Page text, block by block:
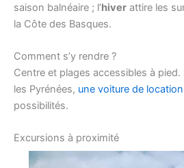
saison balnéaire ; l’hiver attire les
la Côte des Basques.
Comment s’y rendre ?
Centre et plages accessibles à
les Pyrénées, une voiture de location
possibilités.
Excursions à proximité